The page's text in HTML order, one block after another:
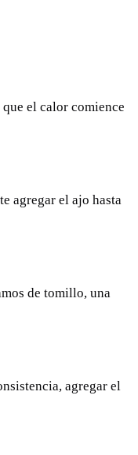
el calor comience
agregar el ajo hasta
de tomillo, una
agregar el